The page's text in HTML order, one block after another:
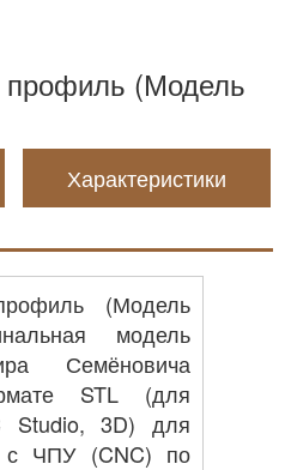
(Модель
Характеристики
(Модель
модель
Семёновича
STL (для
Studio, 3D) для
с ЧПУ (CNC) по